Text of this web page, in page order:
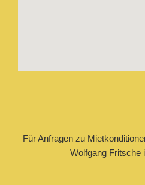
Für Anfragen zu
Wolfgang Fritsche